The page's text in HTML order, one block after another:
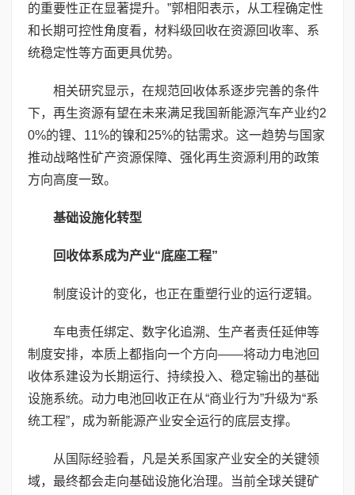
的重要性正在显著提升。”郭相阳表示，从工程确定性
和长期可控性角度看，材料级回收在资源回收率、系
统稳定性等方面更具优势。
相关研究显示，在规范回收体系逐步完善的条件
下，再生资源有望在未来满足我国新能源汽车产业约2
0%的锂、11%的镍和25%的钴需求。这一趋势与国家
推动战略性矿产资源保障、强化再生资源利用的政策
方向高度一致。
基础设施化转型
回收体系成为产业“底座工程”
制度设计的变化，也正在重塑行业的运行逻辑。
车电责任绑定、数字化追溯、生产者责任延伸等
制度安排，本质上都指向一个方向——将动力电池回
收体系建设为长期运行、持续投入、稳定输出的基础
设施系统。动力电池回收正在从“商业行为”升级为“系
统工程”，成为新能源产业安全运行的底层支撑。
从国际经验看，凡是关系国家产业安全的关键领
域，最终都会走向基础设施化治理。当前全球关键矿